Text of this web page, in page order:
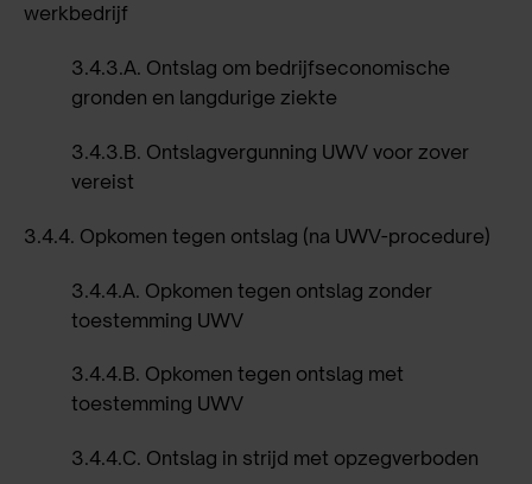
werkbedrijf
3.4.3.A. Ontslag om bedrijfseconomische
gronden en langdurige ziekte
3.4.3.B. Ontslagvergunning UWV voor zover
vereist
3.4.4. Opkomen tegen ontslag (na UWV-procedure)
3.4.4.A. Opkomen tegen ontslag zonder
toestemming UWV
3.4.4.B. Opkomen tegen ontslag met
toestemming UWV
3.4.4.C. Ontslag in strijd met opzegverboden